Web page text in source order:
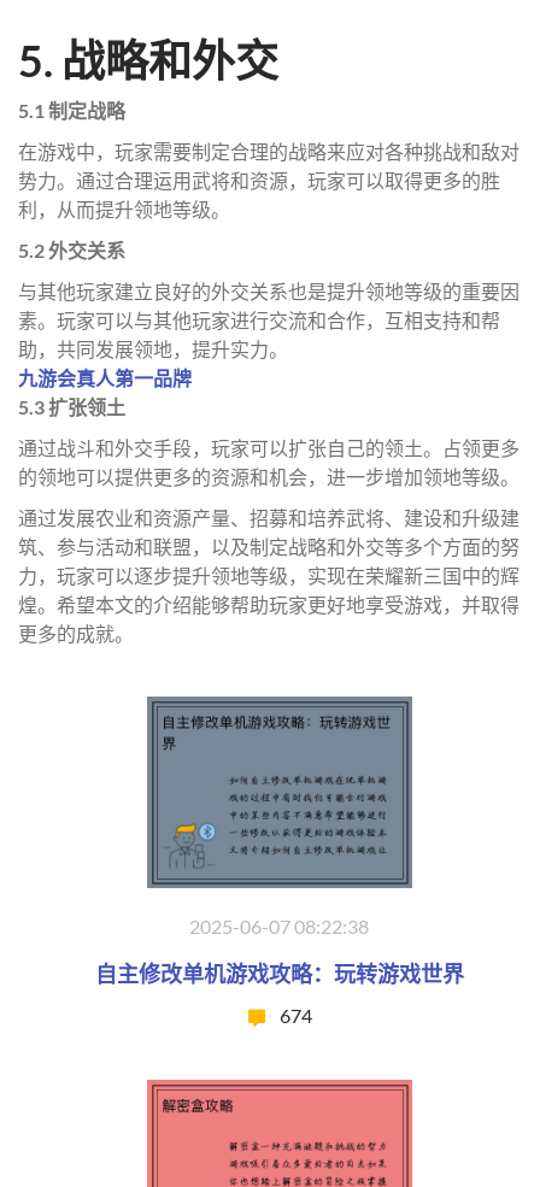
5. 战略和外交
5.1 制定战略
在游戏中，玩家需要制定合理的战略来应对各种挑战和敌对
势力。通过合理运用武将和资源，玩家可以取得更多的胜
利，从而提升领地等级。
5.2 外交关系
与其他玩家建立良好的外交关系也是提升领地等级的重要因
素。玩家可以与其他玩家进行交流和合作，互相支持和帮
助，共同发展领地，提升实力。
九游会真人第一品牌
5.3 扩张领土
通过战斗和外交手段，玩家可以扩张自己的领土。占领更多
的领地可以提供更多的资源和机会，进一步增加领地等级。
通过发展农业和资源产量、招募和培养武将、建设和升级建
筑、参与活动和联盟，以及制定战略和外交等多个方面的努
力，玩家可以逐步提升领地等级，实现在荣耀新三国中的辉
煌。希望本文的介绍能够帮助玩家更好地享受游戏，并取得
更多的成就。
2025-06-07 08:22:38
自主修改单机游戏攻略：玩转游戏世界
674